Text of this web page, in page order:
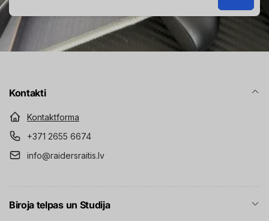
E-
pasts
Kontakti
Kontaktforma
+371 2655 6674
info@raidersraitis.lv
Biroja telpas un Studija